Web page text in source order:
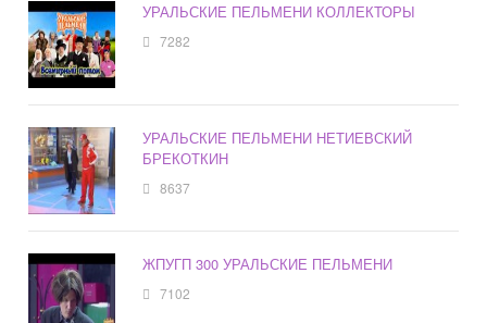
УРАЛЬСКИЕ ПЕЛЬМЕНИ КОЛЛЕКТОРЫ
7282
УРАЛЬСКИЕ ПЕЛЬМЕНИ НЕТИЕВСКИЙ
БРЕКОТКИН
8637
ЖПУГП 300 УРАЛЬСКИЕ ПЕЛЬМЕНИ
7102